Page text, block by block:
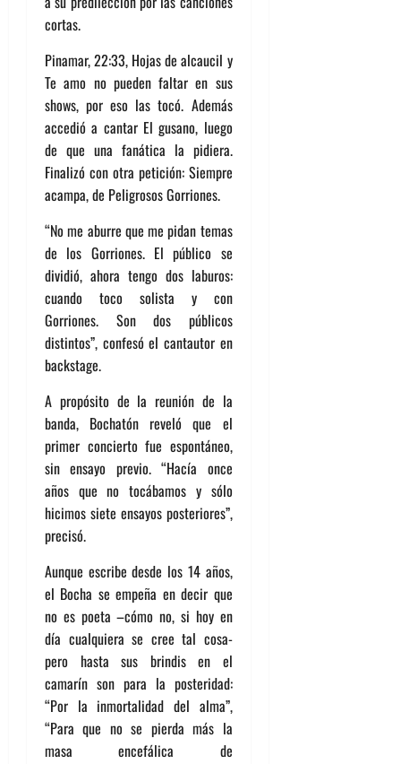
cortas.
Pinamar, 22:33, Hojas de alcaucil y
Te amo no pueden faltar en sus
shows, por eso las tocó. Además
accedió a cantar El gusano, luego
de que una fanática la pidiera.
Finalizó con otra petición: Siempre
acampa, de Peligrosos Gorriones.
“No me aburre que me pidan temas
de los Gorriones. El público se
dividió, ahora tengo dos laburos:
cuando toco solista y con
Gorriones. Son dos públicos
distintos”, confesó el cantautor en
backstage.
A propósito de la reunión de la
banda, Bochatón reveló que el
primer concierto fue espontáneo,
sin ensayo previo. “Hacía once
años que no tocábamos y sólo
hicimos siete ensayos posteriores”,
precisó.
Aunque escribe desde los 14 años,
el Bocha se empeña en decir que
no es poeta –cómo no, si hoy en
día cualquiera se cree tal cosa-
pero hasta sus brindis en el
camarín son para la posteridad:
“Por la inmortalidad del alma”,
“Para que no se pierda más la
masa encefálica de